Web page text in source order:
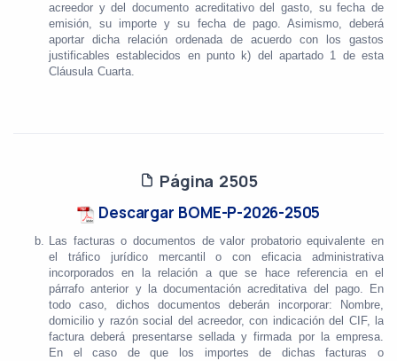
acreedor y del documento acreditativo del gasto, su fecha de
emisión, su importe y su fecha de pago. Asimismo, deberá
aportar dicha relación ordenada de acuerdo con los gastos
justificables establecidos en punto k) del apartado 1 de esta
Cláusula Cuarta.
Página 2505
Descargar BOME-P-2026-2505
Las facturas o documentos de valor probatorio equivalente en
el tráfico jurídico mercantil o con eficacia administrativa
incorporados en la relación a que se hace referencia en el
párrafo anterior y la documentación acreditativa del pago. En
todo caso, dichos documentos deberán incorporar: Nombre,
domicilio y razón social del acreedor, con indicación del CIF, la
factura deberá presentarse sellada y firmada por la empresa.
En el caso de que los importes de dichas facturas o